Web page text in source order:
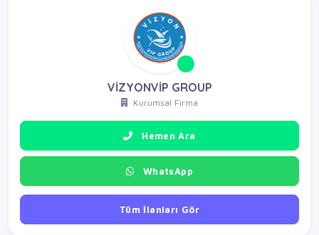
VİZYONVİP GROUP
Kurumsal Firma
Hemen Ara
WhatsApp
Tüm İlanları Gör